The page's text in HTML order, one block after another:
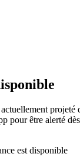
projeté
pour être alerté
est disponible